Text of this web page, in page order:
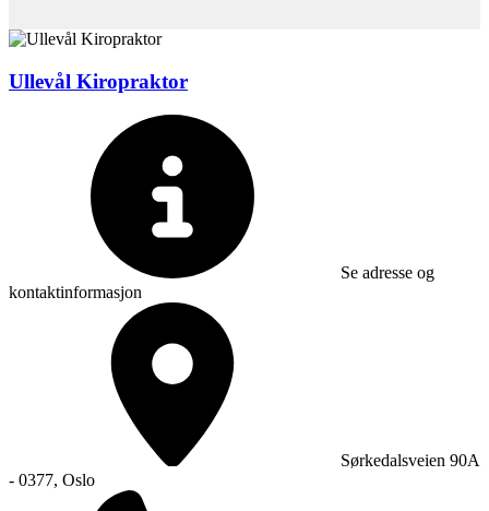
Ullevål Kiropraktor
Se adresse og
kontaktinformasjon
Sørkedalsveien 90A
- 0377, Oslo